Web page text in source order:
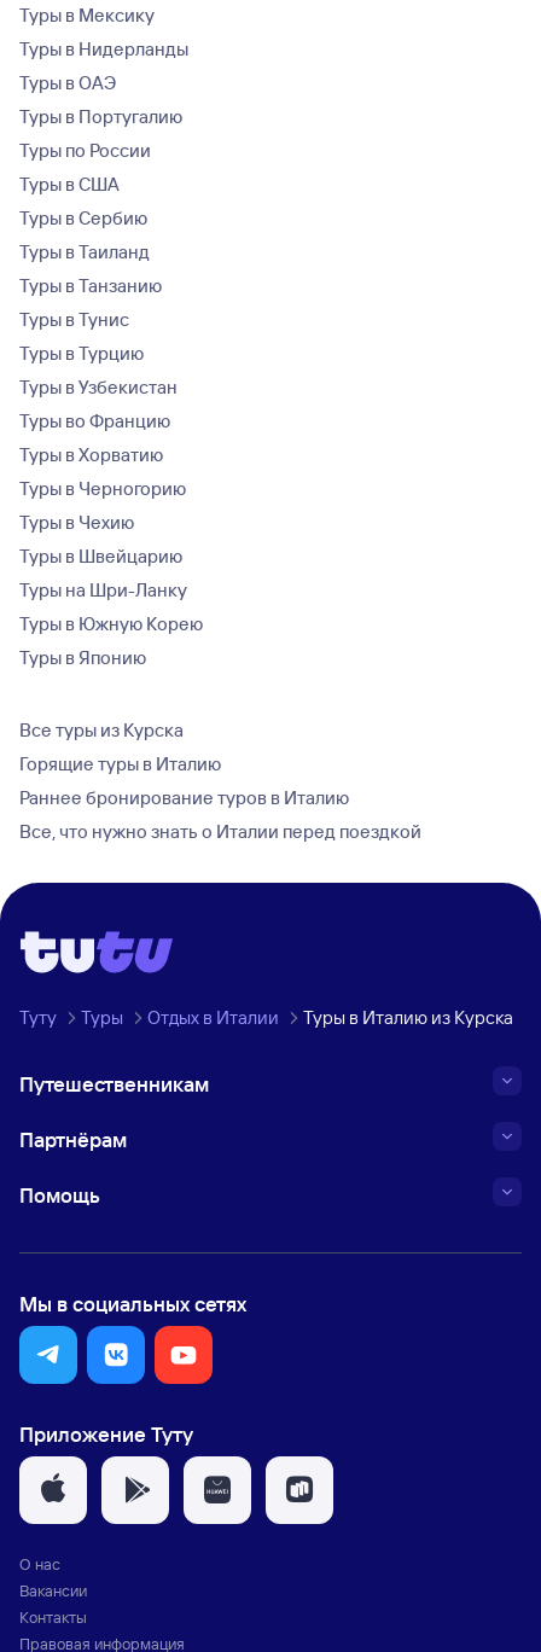
Туры в Мексику
Туры в Нидерланды
Туры в ОАЭ
Туры в Португалию
Туры по России
Туры в США
Туры в Сербию
Туры в Таиланд
Туры в Танзанию
Туры в Тунис
Туры в Турцию
Туры в Узбекистан
Туры во Францию
Туры в Хорватию
Туры в Черногорию
Туры в Чехию
Туры в Швейцарию
Туры на Шри-Ланку
Туры в Южную Корею
Туры в Японию
Все туры из Курска
Горящие туры в Италию
Раннее бронирование туров в Италию
Все, что нужно знать о Италии перед поездкой
Туту Туры Отдых в Италии Туры в Италию из Курска
Путешественникам
Партнёрам
Помощь
Мы в социальных сетях
Приложение Туту
О нас
Вакансии
Контакты
Правовая информация